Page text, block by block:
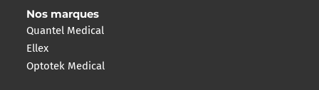
Nos marques
Quantel Medical
Ellex
Optotek Medical